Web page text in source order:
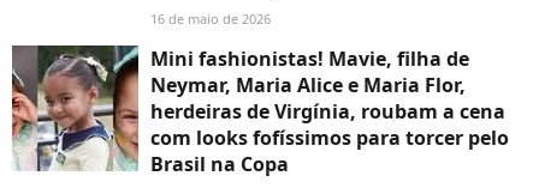
16 de maio de 2026
Mini fashionistas! Mavie, filha de
Neymar, Maria Alice e Maria Flor,
herdeiras de Virgínia, roubam a cena
com looks fofíssimos para torcer pelo
Brasil na Copa